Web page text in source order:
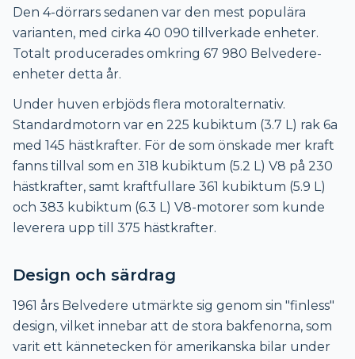
Den 4-dörrars sedanen var den mest populära
varianten, med cirka 40 090 tillverkade enheter.
Totalt producerades omkring 67 980 Belvedere-
enheter detta år.
Under huven erbjöds flera motoralternativ.
Standardmotorn var en 225 kubiktum (3.7 L) rak 6a
med 145 hästkrafter. För de som önskade mer kraft
fanns tillval som en 318 kubiktum (5.2 L) V8 på 230
hästkrafter, samt kraftfullare 361 kubiktum (5.9 L)
och 383 kubiktum (6.3 L) V8-motorer som kunde
leverera upp till 375 hästkrafter.
Design och särdrag
1961 års Belvedere utmärkte sig genom sin "finless"
design, vilket innebar att de stora bakfenorna, som
varit ett kännetecken för amerikanska bilar under